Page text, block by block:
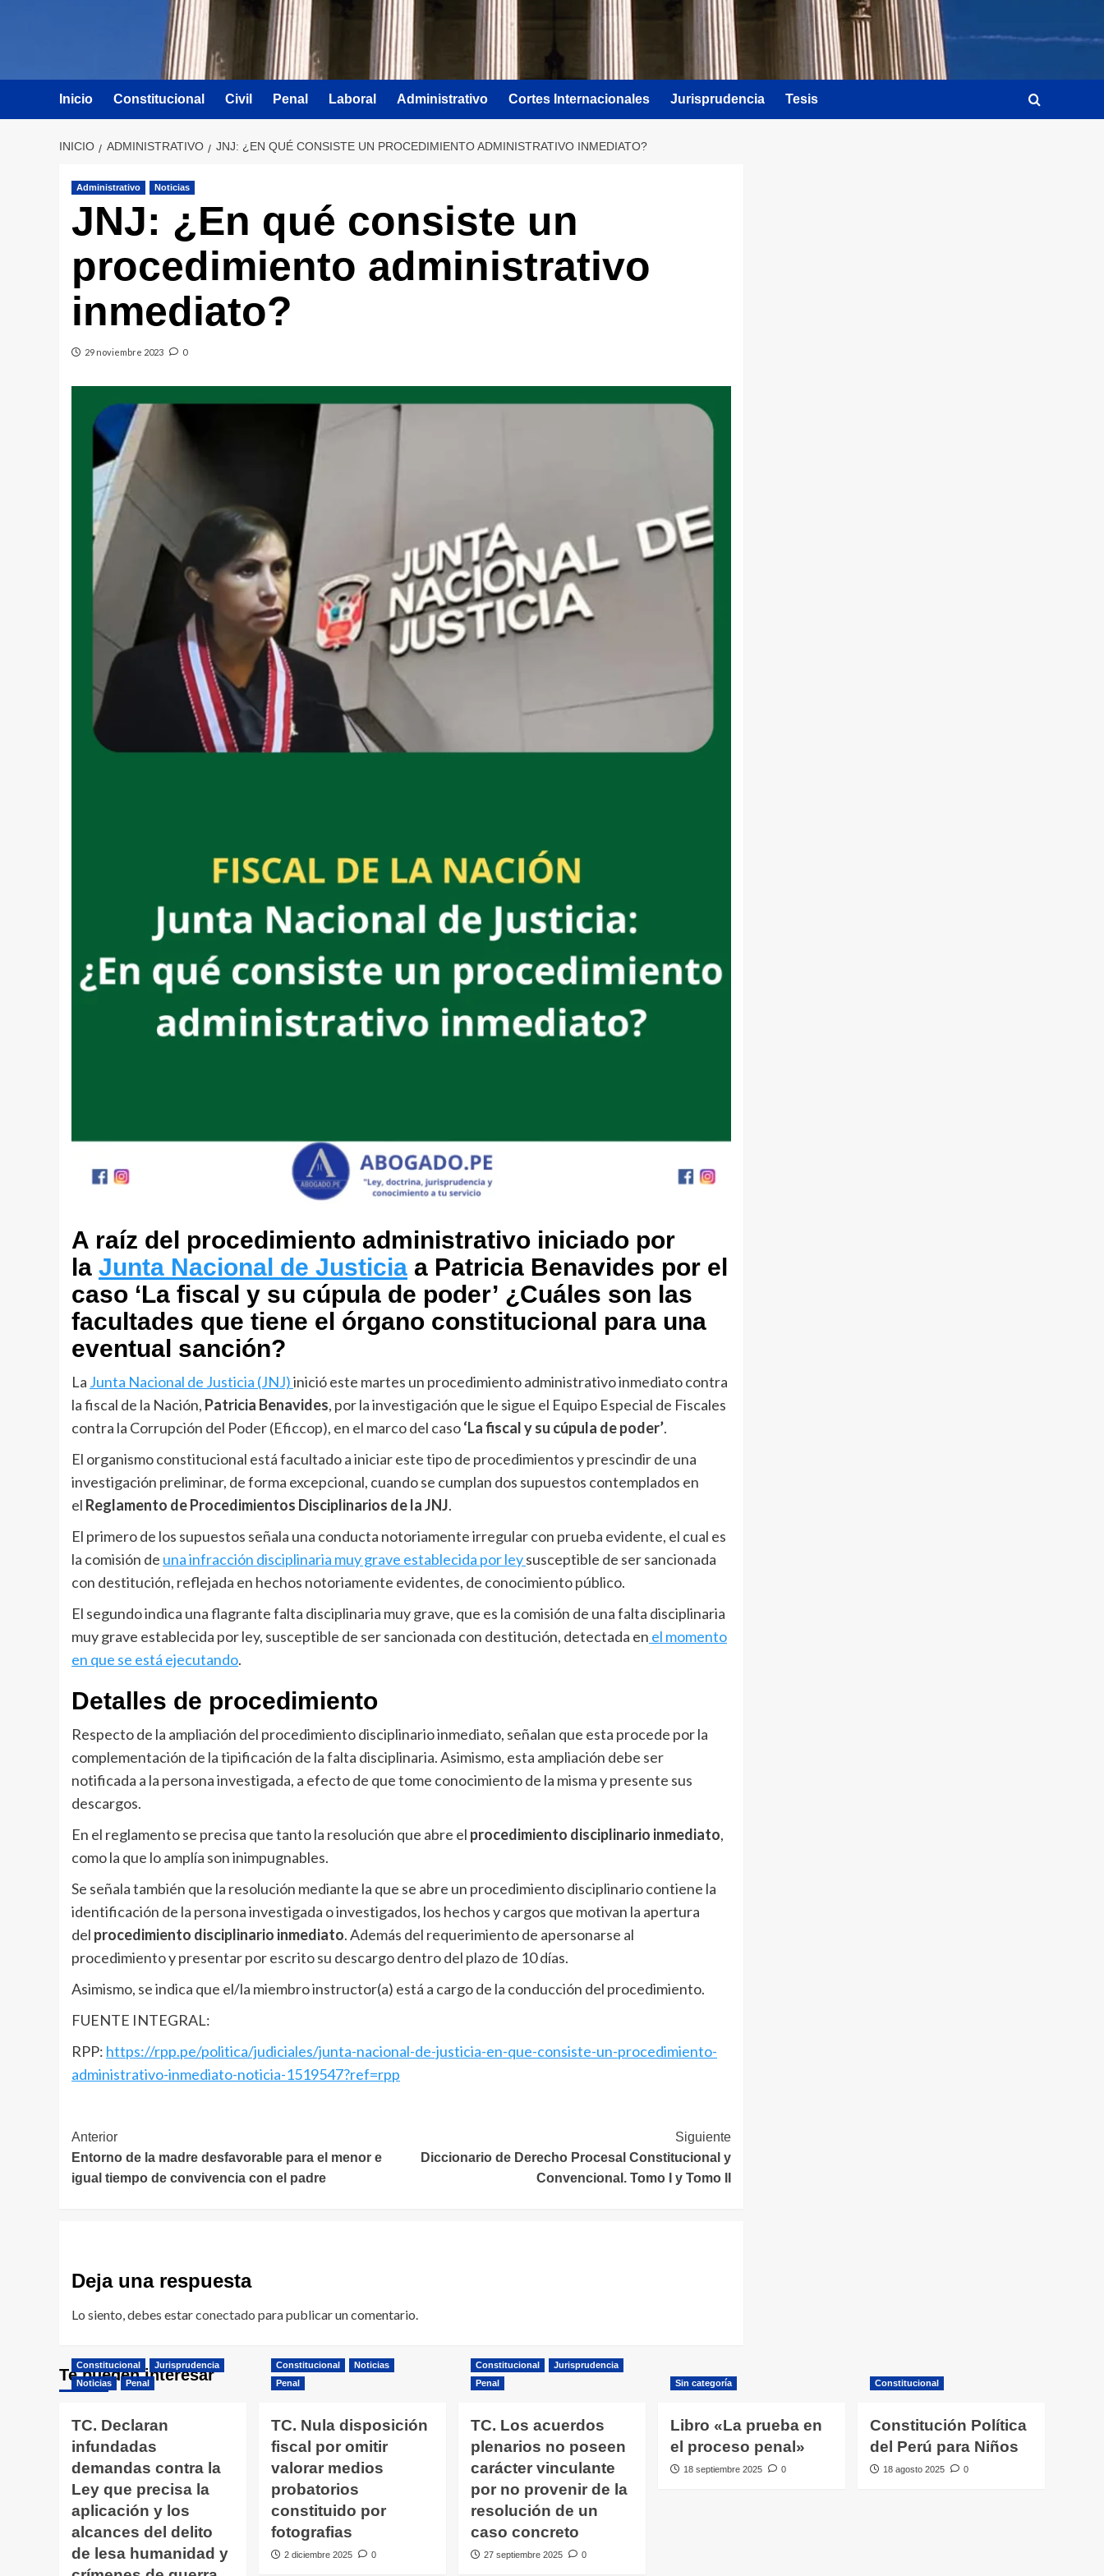
Inicio Constitucional Civil Penal Laboral Administrativo Cortes Internacionales Jurisprudencia Tesis
INICIO ADMINISTRATIVO JNJ: ¿EN QUÉ CONSISTE UN PROCEDIMIENTO ADMINISTRATIVO INMEDIATO?
Administrativo Noticias
JNJ: ¿En qué consiste un
procedimiento administrativo
inmediato?
29 noviembre 2023 0
A raíz del procedimiento administrativo iniciado por
la Junta Nacional de Justicia a Patricia Benavides por el
caso ‘La fiscal y su cúpula de poder’ ¿Cuáles son las
facultades que tiene el órgano constitucional para una
eventual sanción?
La Junta Nacional de Justicia (JNJ)inició este martes un procedimiento administrativo inmediato contra
la fiscal de la Nación, Patricia Benavides, por la investigación que le sigue el Equipo Especial de Fiscales
contra la Corrupción del Poder (Eficcop), en el marco del caso‘La fiscal y su cúpula de poder’.
El organismo constitucional está facultado a iniciar este tipo de procedimientos y prescindir de una
investigación preliminar, de forma excepcional, cuando se cumplan dos supuestos contemplados en
el Reglamento de Procedimientos Disciplinarios de la JNJ.
El primero de los supuestos señala una conducta notoriamente irregular con prueba evidente, el cual es
la comisión de una infracción disciplinaria muy grave establecida por leysusceptible de ser sancionada
con destitución, reflejada en hechos notoriamente evidentes, de conocimiento público.
El segundo indica una flagrante falta disciplinaria muy grave, que es la comisión de una falta disciplinaria
muy grave establecida por ley, susceptible de ser sancionada con destitución, detectada en el momento
en que se está ejecutando.
Detalles de procedimiento
Respecto de la ampliación del procedimiento disciplinario inmediato, señalan que esta procede por la
complementación de la tipificación de la falta disciplinaria. Asimismo, esta ampliación debe ser
notificada a la persona investigada, a efecto de que tome conocimiento de la misma y presente sus
descargos.
En el reglamento se precisa que tanto la resolución que abre el procedimiento disciplinario inmediato,
como la que lo amplía son inimpugnables.
Se señala también que la resolución mediante la que se abre un procedimiento disciplinario contiene la
identificación de la persona investigada o investigados, los hechos y cargos que motivan la apertura
del procedimiento disciplinario inmediato. Además del requerimiento de apersonarse al
procedimiento y presentar por escrito su descargo dentro del plazo de 10 días.
Asimismo, se indica que el/la miembro instructor(a) está a cargo de la conducción del procedimiento.
FUENTE INTEGRAL:
RPP: https://rpp.pe/politica/judiciales/junta-nacional-de-justicia-en-que-consiste-un-procedimiento-
administrativo-inmediato-noticia-1519547?ref=rpp
Navegación
de
entradas
Anterior
Entorno de la madre desfavorable para el menor e
igual tiempo de convivencia con el padre
Siguiente
Diccionario de Derecho Procesal Constitucional y
Convencional. Tomo I y Tomo II
Deja una respuesta
Lo siento, debes estarconectado para publicar un comentario.
Te pueden interesar
Constitucional
Jurisprudencia
Noticias
Penal
TC. Declaran
infundadas
demandas contra la
Ley que precisa la
aplicación y los
alcances del delito
de lesa humanidad y
Constitucional
Noticias
Penal
TC. Nula disposición
fiscal por omitir
valorar medios
probatorios
constituido por
fotografias
2 diciembre 2025 0
Constitucional
Jurisprudencia
Penal
TC. Los acuerdos
plenarios no poseen
carácter vinculante
por no provenir de la
resolución de un
caso concreto
27 septiembre 2025 0
Sin categoría
Libro «La prueba en
el proceso penal»
18 septiembre 2025 0
Constitucional
Constitución Política
del Perú para Niños
18 agosto 2025 0